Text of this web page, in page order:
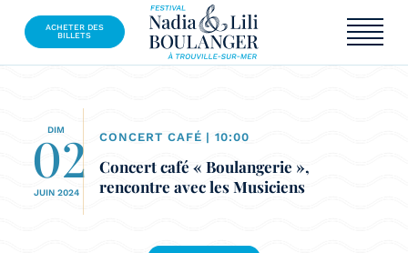
ACHETER DES
BILLETS
DIM
02
JUIN 2024
CONCERT CAFÉ | 10:00
Concert café « Boulangerie »,
rencontre avec les Musiciens